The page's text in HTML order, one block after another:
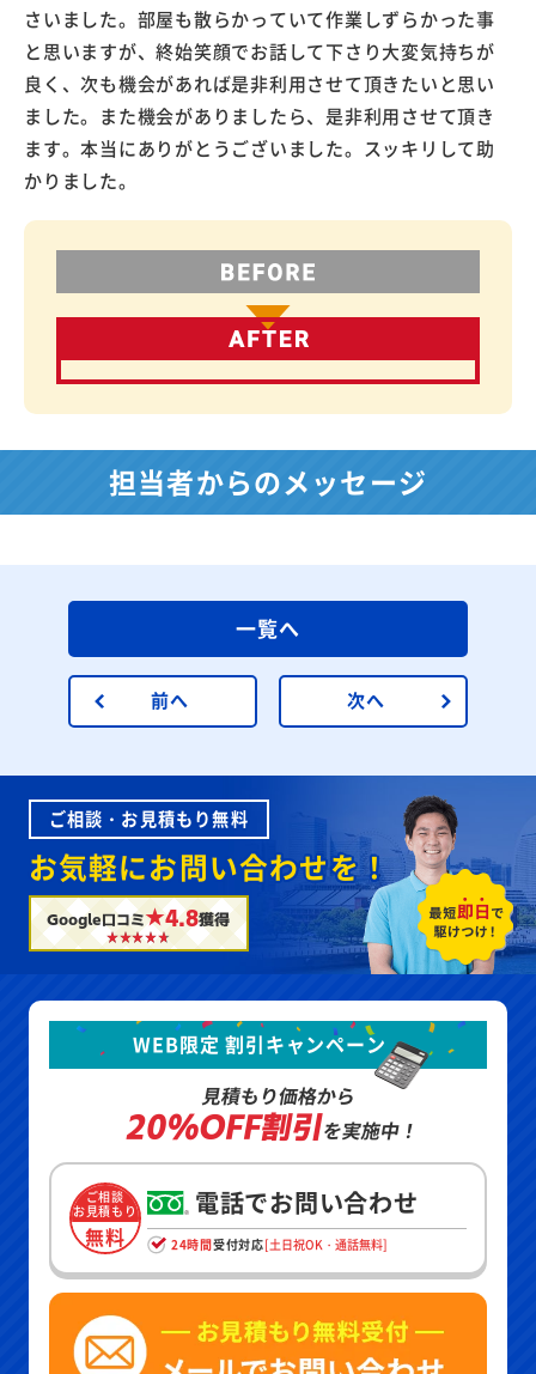
さいました。部屋も散らかっていて作業しずらかった事
と思いますが、終始笑顔でお話して下さり大変気持ちが
良く、次も機会があれば是非利用させて頂きたいと思い
ました。また機会がありましたら、是非利用させて頂き
ます。本当にありがとうございました。スッキリして助
かりました。
担当者からのメッセージ
前へ
一覧へ
次へ
ご相談・お見積もり無料
お気軽にお問い合わせを！
Google口コミ★4.8獲得
WEB限定 割引キャンペーン
見積もり価格から
20%OFF割引を実施中！
ご相談
お見積もり
無料
電話でお問い合わせ
24時間受付対応[土日祝OK・通話無料]